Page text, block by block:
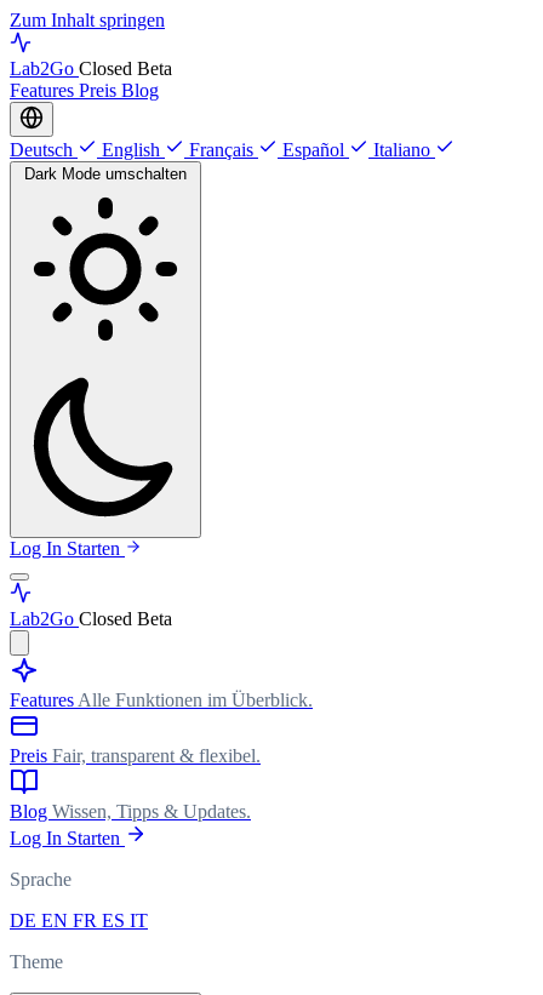
Zum Inhalt springen
Lab2Go Closed Beta
Features Preis Blog
Deutsch English Français Español Italiano
Dark Mode umschalten
Log In Starten
Lab2Go Closed Beta
Features Alle Funktionen im Überblick.
Preis Fair, transparent & flexibel.
Blog Wissen, Tipps & Updates.
Log In Starten
Sprache
DE EN FR ES IT
Theme